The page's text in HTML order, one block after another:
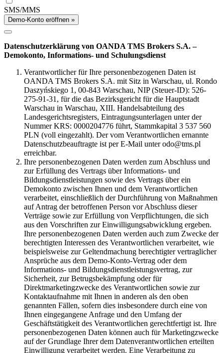
SMS/MMS
Demo-Konto eröffnen »
Datenschutzerklärung von OANDA TMS Brokers S.A. –
Demokonto, Informations- und Schulungsdienst
Verantwortlicher für Ihre personenbezogenen Daten ist
OANDA TMS Brokers S.A. mit Sitz in Warschau, ul. Rondo
Daszyńskiego 1, 00-843 Warschau, NIP (Steuer-ID): 526-
275-91-31, für die das Bezirksgericht für die Hauptstadt
Warschau in Warschau, XIII. Handelsabteilung des
Landesgerichtsregisters, Eintragungsunterlagen unter der
Nummer KRS: 0000204776 führt, Stammkapital 3 537 560
PLN (voll eingezahlt). Der vom Verantwortlichen ernannte
Datenschutzbeauftragte ist per E-Mail unter odo@tms.pl
erreichbar.
Ihre personenbezogenen Daten werden zum Abschluss und
zur Erfüllung des Vertrags über Informations- und
Bildungsdienstleistungen sowie des Vertrags über ein
Demokonto zwischen Ihnen und dem Verantwortlichen
verarbeitet, einschließlich der Durchführung von Maßnahmen
auf Antrag der betroffenen Person vor Abschluss dieser
Verträge sowie zur Erfüllung von Verpflichtungen, die sich
aus den Vorschriften zur Einwilligungsabwicklung ergeben.
Ihre personenbezogenen Daten werden auch zum Zwecke der
berechtigten Interessen des Verantwortlichen verarbeitet, wie
beispielsweise zur Geltendmachung berechtigter vertraglicher
Ansprüche aus dem Demo-Konto-Vertrag oder dem
Informations- und Bildungsdienstleistungsvertrag, zur
Sicherheit, zur Betrugsbekämpfung oder für
Direktmarketingzwecke des Verantwortlichen sowie zur
Kontaktaufnahme mit Ihnen in anderen als den oben
genannten Fällen, sofern dies insbesondere durch eine von
Ihnen eingegangene Anfrage und den Umfang der
Geschäftstätigkeit des Verantwortlichen gerechtfertigt ist. Ihre
personenbezogenen Daten können auch für Marketingzwecke
auf der Grundlage Ihrer dem Datenverantwortlichen erteilten
Einwilligung verarbeitet werden. Eine Verarbeitung zu